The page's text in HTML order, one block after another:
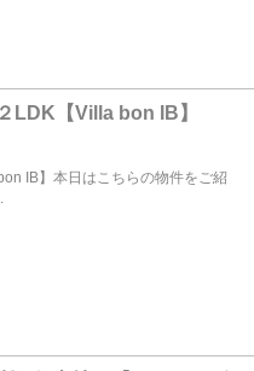
LDK【Villa bon IB】
IB】本日はこちらの物件をご紹